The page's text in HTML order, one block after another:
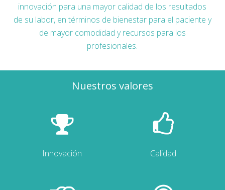
innovación para una mayor calidad de los resultados
de su labor, en términos de bienestar para el paciente y
de mayor comodidad y recursos para los
profesionales.
Nuestros valores
Innovación Calidad